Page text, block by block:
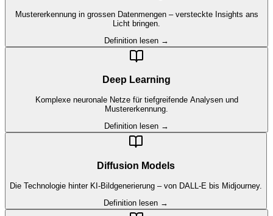
Mustererkennung in grossen Datenmengen – versteckte Insights ans
Licht bringen.
Definition lesen →
Deep Learning
Komplexe neuronale Netze für tiefgreifende Analysen und
Mustererkennung.
Definition lesen →
Diffusion Models
Die Technologie hinter KI-Bildgenerierung – von DALL-E bis Midjourney.
Definition lesen →